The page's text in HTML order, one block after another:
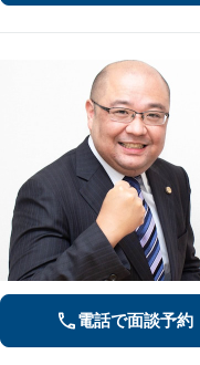
電話で面談予約